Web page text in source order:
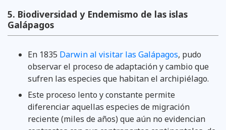
5. Biodiversidad y Endemismo de las islas
Galápagos
En 1835 Darwin al visitar las Galápagos, pudo
observar el proceso de adaptación y cambio que
sufren las especies que habitan el archipiélago.
Este proceso lento y constante permite
diferenciar aquellas especies de migración
reciente (miles de años) que aún no evidencian